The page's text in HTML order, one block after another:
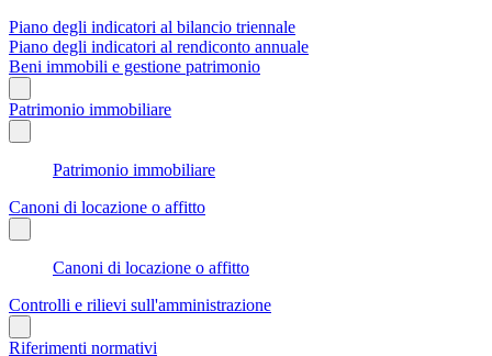
Piano degli indicatori al bilancio triennale
Piano degli indicatori al rendiconto annuale
Beni immobili e gestione patrimonio
Patrimonio immobiliare
Patrimonio immobiliare
Canoni di locazione o affitto
Canoni di locazione o affitto
Controlli e rilievi sull'amministrazione
Riferimenti normativi